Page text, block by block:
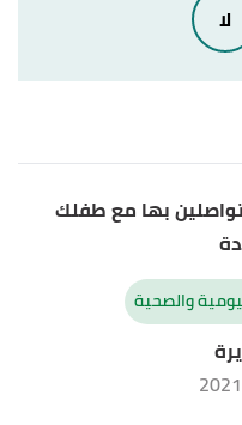
kidshealth,لا
بها مع طفلك
والصحية